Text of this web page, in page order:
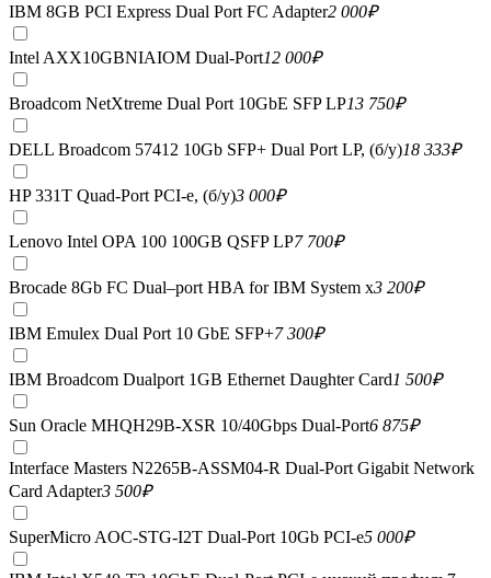
IBM 8GB PCI Express Dual Port FC Adapter2 000₽
Intel AXX10GBNIAIOM Dual-Port12 000₽
Broadcom NetXtreme Dual Port 10GbE SFP LP13 750₽
DELL Broadcom 57412 10Gb SFP+ Dual Port LP, (б/у)18 333₽
HP 331T Quad-Port PCI-e, (б/у)3 000₽
Lenovo Intel OPA 100 100GB QSFP LP7 700₽
Brocade 8Gb FC Dual–port HBA for IBM System x3 200₽
IBM Emulex Dual Port 10 GbE SFP+7 300₽
IBM Broadcom Dualport 1GB Ethernet Daughter Card1 500₽
Sun Oracle MHQH29B-XSR 10/40Gbps Dual-Port6 875₽
Interface Masters N2265B-ASSM04-R Dual-Port Gigabit Network
Card Adapter3 500₽
SuperMicro AOC-STG-I2T Dual-Port 10Gb PCI-e5 000₽